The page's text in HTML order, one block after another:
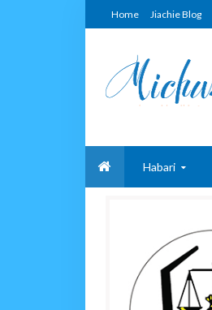
Home Jiachie Blog
Habari